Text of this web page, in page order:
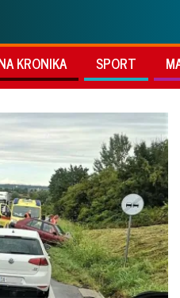
KRONIKA SPORT